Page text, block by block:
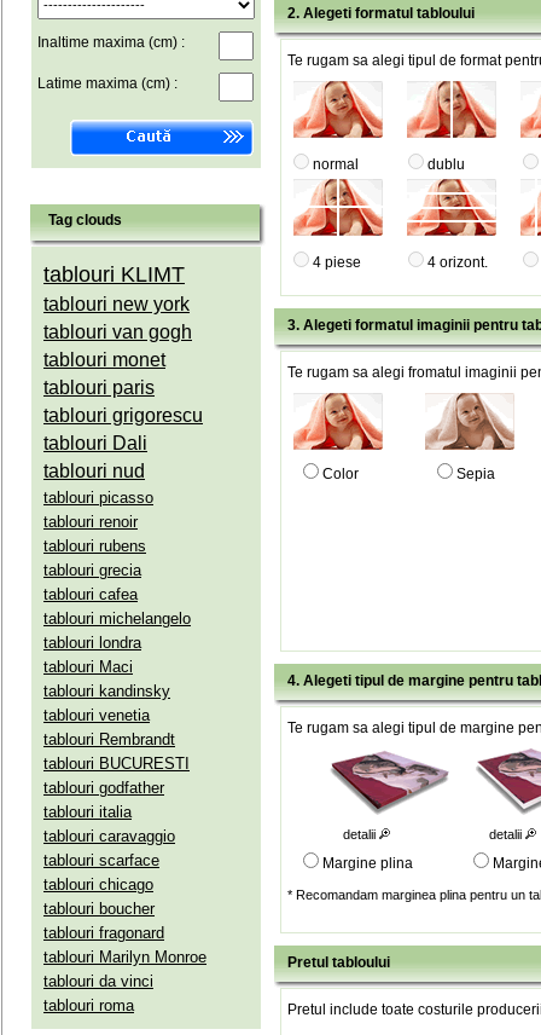
Inaltime maxima (cm) :
Latime maxima (cm) :
Tag clouds
tablouri KLIMT
tablouri new york
tablouri van gogh
tablouri monet
tablouri paris
tablouri grigorescu
tablouri Dali
tablouri nud
tablouri picasso
tablouri renoir
tablouri rubens
tablouri grecia
tablouri cafea
tablouri michelangelo
tablouri londra
tablouri Maci
tablouri kandinsky
tablouri venetia
tablouri Rembrandt
tablouri BUCURESTI
tablouri godfather
tablouri italia
tablouri caravaggio
tablouri scarface
tablouri chicago
tablouri boucher
tablouri fragonard
tablouri Marilyn Monroe
tablouri da vinci
tablouri roma
2. Alegeti formatul tabloului
Te rugam sa alegi tipul de format
normal dublu
4 piese 4 orizont.
3. Alegeti formatul imaginii pentru
Te rugam sa alegi fromatul imaginii
Color Sepia
4. Alegeti tipul de margine pentru
Te rugam sa alegi tipul de margine
detalii detalii
Margine plina
* Recomandam marginea plina pentru un
Pretul tabloului
Pretul include toate costurile